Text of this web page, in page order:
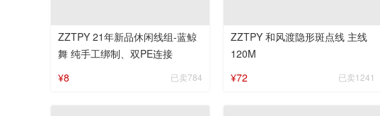
ZZTPY 21年新品休闲线组-蓝鲸
舞 纯手工绑制、双PE连接
¥8
已卖784
ZZTPY 和风渡隐形斑点线 主线
120M
¥72
已卖1241